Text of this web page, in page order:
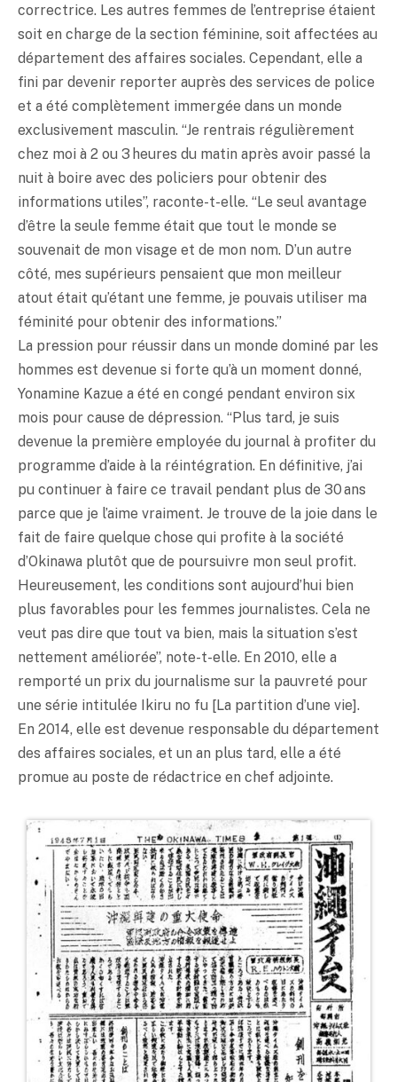
correctrice. Les autres femmes de l’entreprise étaient
soit en charge de la section féminine, soit affectées au
département des affaires sociales. Cependant, elle a
fini par devenir reporter auprès des services de police
et a été complètement immergée dans un monde
exclusivement masculin. “Je rentrais régulièrement
chez moi à 2 ou 3 heures du matin après avoir passé la
nuit à boire avec des policiers pour obtenir des
informations utiles”, raconte-t-elle. “Le seul avantage
d’être la seule femme était que tout le monde se
souvenait de mon visage et de mon nom. D’un autre
côté, mes supérieurs pensaient que mon meilleur
atout était qu’étant une femme, je pouvais utiliser ma
féminité pour obtenir des informations.”
La pression pour réussir dans un monde dominé par les
hommes est devenue si forte qu’à un moment donné,
Yonamine Kazue a été en congé pendant environ six
mois pour cause de dépression. “Plus tard, je suis
devenue la première employée du journal à profiter du
programme d’aide à la réintégration. En définitive, j’ai
pu continuer à faire ce travail pendant plus de 30 ans
parce que je l’aime vraiment. Je trouve de la joie dans le
fait de faire quelque chose qui profite à la société
d’Okinawa plutôt que de poursuivre mon seul profit.
Heureusement, les conditions sont aujourd’hui bien
plus favorables pour les femmes journalistes. Cela ne
veut pas dire que tout va bien, mais la situation s’est
nettement améliorée”, note-t-elle. En 2010, elle a
remporté un prix du journalisme sur la pauvreté pour
une série intitulée Ikiru no fu [La partition d’une vie].
En 2014, elle est devenue responsable du département
des affaires sociales, et un an plus tard, elle a été
promue au poste de rédactrice en chef adjointe.